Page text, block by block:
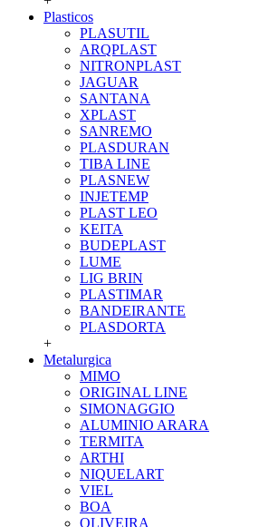
Plasticos
PLASUTIL
ARQPLAST
NITRONPLAST
JAGUAR
SANTANA
XPLAST
SANREMO
PLASDURAN
TIBA LINE
PLASNEW
INJETEMP
PLAST LEO
KEITA
BUDEPLAST
LUME
LIG BRIN
PLASTIMAR
BANDEIRANTE
PLASDORTA
+
Metalurgica
MIMO
ORIGINAL LINE
SIMONAGGIO
ALUMINIO ARARA
TERMITA
ARTHI
NIQUELART
VIEL
BOA
OLIVEIRA